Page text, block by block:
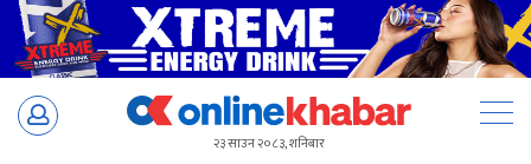
Skip
२३ साउन २०८३, शनिबार